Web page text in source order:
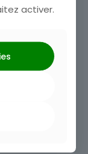
gaze de
sauge
activer.